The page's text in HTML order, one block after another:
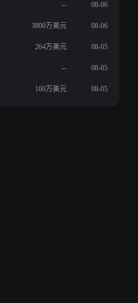
-- 08-06
3800万美元 08-06
264万美元 08-05
-- 08-05
100万美元 08-05